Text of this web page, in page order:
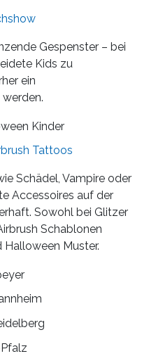
Gespenster – bei
Kids zu
ein
Tattoos
Schädel, Vampire oder
Accessoires auf der
Sowohl bei Glitzer
Schablonen
Muster.